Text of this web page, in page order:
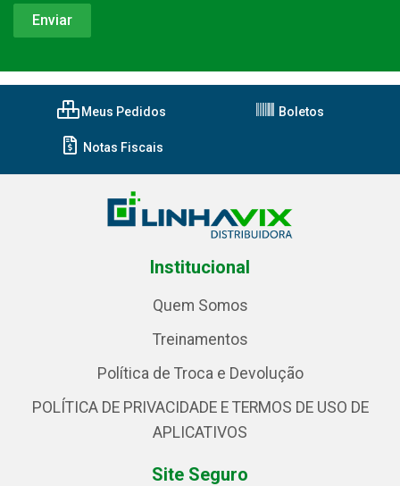
Meus Pedidos Boletos
Notas Fiscais
Institucional
Quem Somos
Treinamentos
Política de Troca e Devolução
POLÍTICA DE PRIVACIDADE E TERMOS DE USO DE
APLICATIVOS
Site Seguro